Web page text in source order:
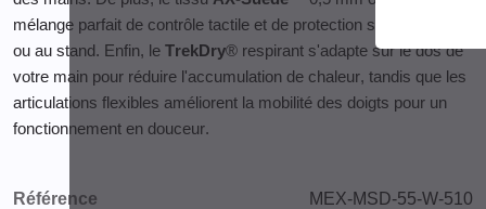
mélange parfait de contrôle tactile et de protection sur le terrain
ou au stand. Enfin, le TrekDry® respirant s'adapte sur le dos de
votre main pour réduire l'accumulation de chaleur, tandis que les
articulations flexibles améliorent la mobilité des doigts pour un
fonctionnement en douceur.
Référence MEX-MSD-55-W-510